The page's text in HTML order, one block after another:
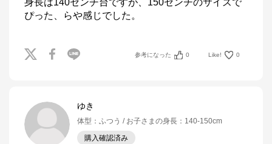
身長は140センチ台ですが、150センチのサイズで
ぴった、らや感じでした。
参考になった 0 Like! 0
ゆき
体型 ： ふつう お子さまの身長 ： 140-150cm
購入確認済み